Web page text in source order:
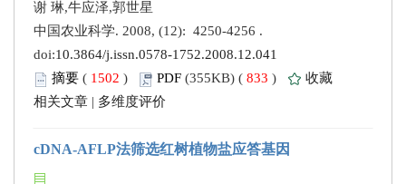
谢 琳,牛应泽,郭世星
中国农业科学. 2008, (12): 4250-4256 .
doi:10.3864/j.issn.0578-1752.2008.12.041
摘要 ( 1502 ) PDF (355KB) ( 833 )
收藏
相关文章 | 多维度评价
cDNA-AFLP法筛选红树植物盐应答基因